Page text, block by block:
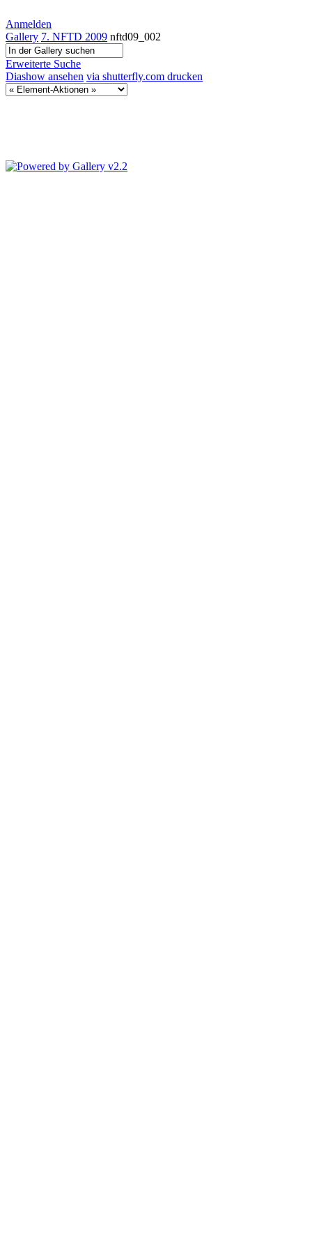
Anmelden
Gallery 7. NFTD 2009 nftd09_002
Erweiterte Suche
Diashow ansehen via shutterfly.com drucken